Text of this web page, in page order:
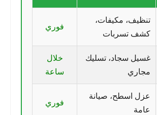
تنظيف، مكيفات،
كشف تسربات
فوري
غسيل سجاد، تسليك
مجاري
خلال
ساعة
عزل اسطح، صيانة
عامة
فوري